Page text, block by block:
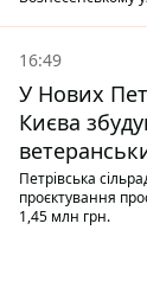
обслуговування"
16:49
У Нових
Києва
знайшли
Петрівська
проєктування
1,45 млн грн.